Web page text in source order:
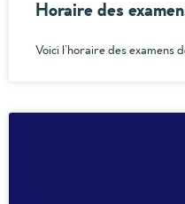
Horaire des
Voici l’horaire des examens